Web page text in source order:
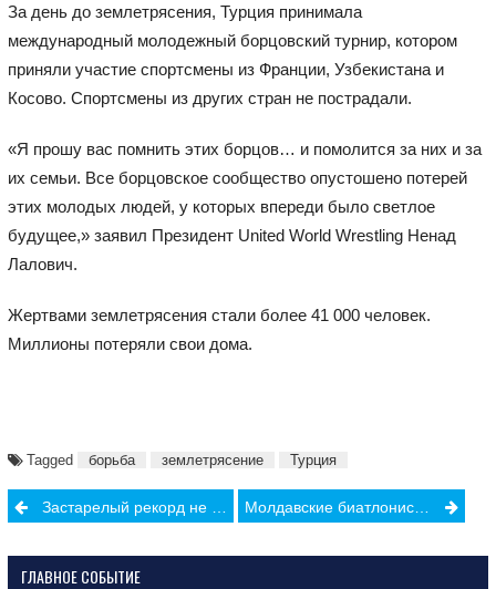
За день до землетрясения, Турция принимала
международный молодежный борцовский турнир, котором
приняли участие спортсмены из Франции, Узбекистана и
Косово. Спортсмены из других стран не пострадали.
«Я прошу вас помнить этих борцов… и помолится за них и за
их семьи. Все борцовское сообщество опустошено потерей
этих молодых людей, у которых впереди было светлое
будущее,» заявил Президент United World Wrestling Ненад
Лалович.
Жертвами землетрясения стали более 41 000 человек.
Миллионы потеряли свои дома.
Tagged борьба землетрясение Турция
PostЗастарелый рекорд не устоял Молдавские биатлонисты заняли 8-е место на Чемпионате Мира
ГЛАВНОЕ СОБЫТИЕ